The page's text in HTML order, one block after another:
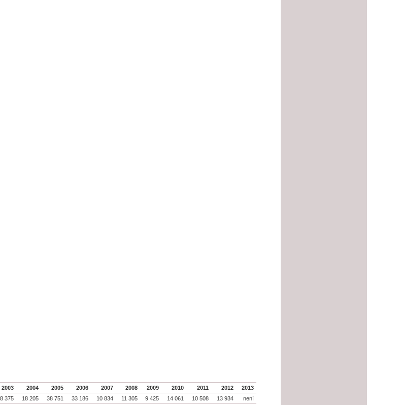
2003 2004 2005 2006 2007 2008 2009 2010 2011 2012
2013
8 375 18 205 38 751 33 186 10 834 11 305 9 425 14 061 10 508 13 934 není